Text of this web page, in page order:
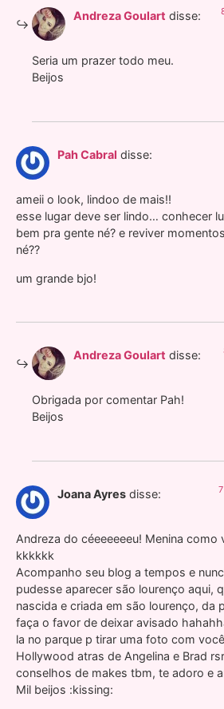
Andreza Goulart disse:
Seria um prazer todo meu.
Beijos
Pah Cabral disse:
ameii o look, lindoo de mais!!
esse lugar deve ser lindo… conhecer
bem pra gente né? e reviver
né??
um grande bjo!
Andreza Goulart disse:
Obrigada por comentar Pah!
Beijos
Joana Ayres disse:
Andreza do céeeeeeeu! Menina
kkkkkk
Acompanho seu blog a tempos e
pudesse aparecer são lourenço aqui,
nascida e criada em são lourenço, da
faça o favor de deixar avisado
la no parque p tirar uma foto com
Hollywood atras de Angelina e Brad
conselhos de makes tbm, te adoro e
Mil beijos :kissing: